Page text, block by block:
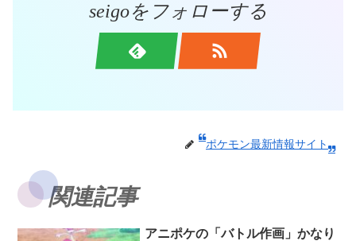
seigoをフォローする
ポケモン最新情報サイト
関連記事
アニポケの「バトル作画」かなり